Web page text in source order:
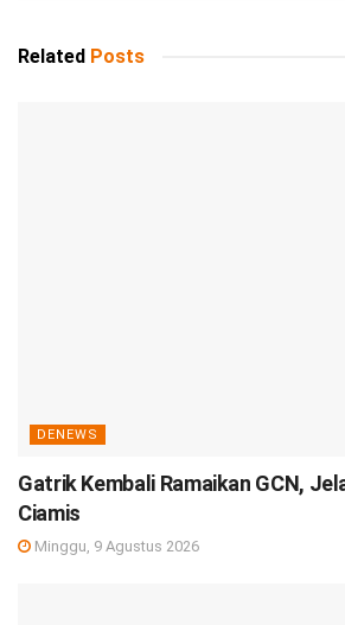
Related Posts
DENEWS
Gatrik Kembali Ramaikan GCN,
Ciamis
Minggu, 9 Agustus 2026